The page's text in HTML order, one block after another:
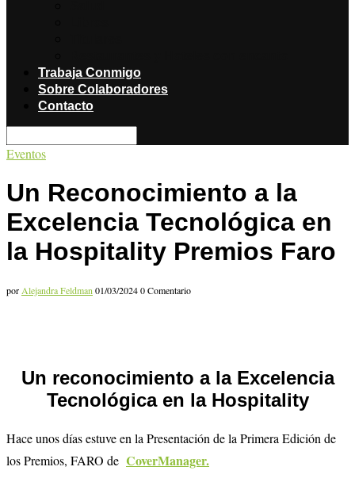
Trabaja Conmigo
Sobre Colaboradores
Contacto
Eventos
Un Reconocimiento a la
Excelencia Tecnológica en
la Hospitality Premios Faro
por Alejandra Feldman 01/03/20240 Comentario
Un reconocimiento a la Excelencia
Tecnológica en la Hospitality
Hace unos días estuve en la Presentación de la Primera Edición de
los Premios, FARO de CoverManager.